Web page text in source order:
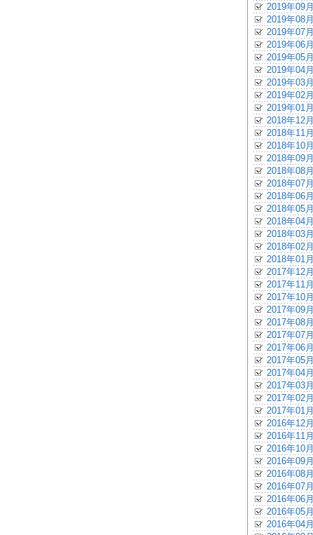
2019年09月
2019年08月
2019年07月
2019年06月
2019年05月
2019年04月
2019年03月
2019年02月
2019年01月
2018年12月
2018年11月
2018年10月
2018年09月
2018年08月
2018年07月
2018年06月
2018年05月
2018年04月
2018年03月
2018年02月
2018年01月
2017年12月
2017年11月
2017年10月
2017年09月
2017年08月
2017年07月
2017年06月
2017年05月
2017年04月
2017年03月
2017年02月
2017年01月
2016年12月
2016年11月
2016年10月
2016年09月
2016年08月
2016年07月
2016年06月
2016年05月
2016年04月